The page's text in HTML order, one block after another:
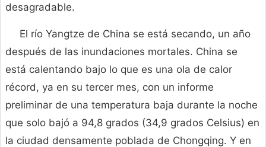
desagradable.
El río Yangtze de China se está secando, un año
después de las inundaciones mortales. China se
está calentando bajo lo que es una ola de calor
récord, ya en su tercer mes, con un informe
preliminar de una temperatura baja durante la noche
que solo bajó a 94,8 grados (34,9 grados Celsius) en
la ciudad densamente poblada de Chongqing. Y en